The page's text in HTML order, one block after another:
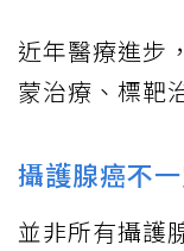
近年醫療進步
蒙治療、標靶
攝護腺癌不
並非所有攝護